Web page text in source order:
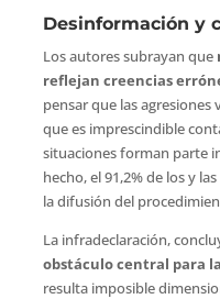
Desinformación y
Los autores subrayan que
reflejan creencias
pensar que las agresiones
que es imprescindible
situaciones forman parte
hecho, el 91,2% de los y
la difusión del
La infradeclaración,
obstáculo central para
resulta imposible